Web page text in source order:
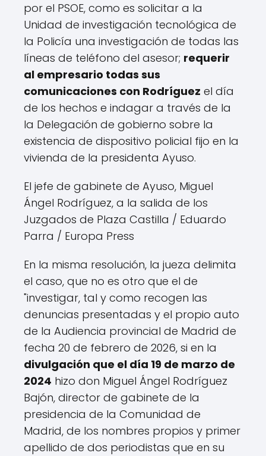
por el PSOE, como es solicitar a la
Unidad de investigación tecnológica de
la Policía una investigación de todas las
líneas de teléfono del asesor; requerir
al empresario todas sus
comunicaciones con Rodríguez el día
de los hechos e indagar a través de la
la Delegación de gobierno sobre la
existencia de dispositivo policial fijo en la
vivienda de la presidenta Ayuso.
El jefe de gabinete de Ayuso, Miguel
Ángel Rodríguez, a la salida de los
Juzgados de Plaza Castilla / Eduardo
Parra / Europa Press
En la misma resolución, la jueza delimita
el caso, que no es otro que el de
"investigar, tal y como recogen las
denuncias presentadas y el propio auto
de la Audiencia provincial de Madrid de
fecha 20 de febrero de 2026, si en la
divulgación que el día 19 de marzo de
2024 hizo don Miguel Ángel Rodríguez
Bajón, director de gabinete de la
presidencia de la Comunidad de
Madrid, de los nombres propios y primer
apellido de dos periodistas que en su